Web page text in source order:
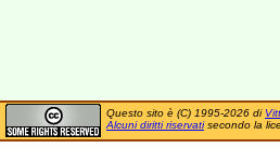
Questo sito è (C) 1995-2026 di
Alcuni diritti riservatisecondo la